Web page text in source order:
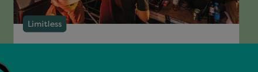
Limitless